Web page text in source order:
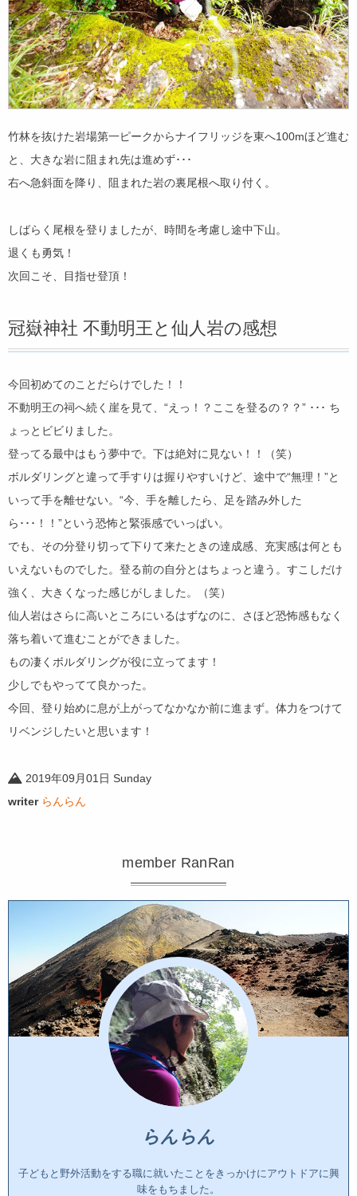
竹林を抜けた岩場第一ピークからナイフリッジを東へ100mほど進む
と、大きな岩に阻まれ先は進めず･･･
右へ急斜面を降り、阻まれた岩の裏尾根へ取り付く。
しばらく尾根を登りましたが、時間を考慮し途中下山。
退くも勇気！
次回こそ、目指せ登頂！
冠嶽神社 不動明王と仙人岩の感想
今回初めてのことだらけでした！！
不動明王の祠へ続く崖を見て、“えっ！？ここを登るの？？” ･･･ ち
ょっとビビりました。
登ってる最中はもう夢中で。下は絶対に見ない！！（笑）
ボルダリングと違って手すりは握りやすいけど、途中で“無理！”と
いって手を離せない。“今、手を離したら、足を踏み外した
ら･･･！！”という恐怖と緊張感でいっぱい。
でも、その分登り切って下りて来たときの達成感、充実感は何とも
いえないものでした。登る前の自分とはちょっと違う。すこしだけ
強く、大きくなった感じがしました。（笑）
仙人岩はさらに高いところにいるはずなのに、さほど恐怖感もなく
落ち着いて進むことができました。
もの凄くボルダリングが役に立ってます！
少しでもやってて良かった。
今回、登り始めに息が上がってなかなか前に進まず。体力をつけて
リベンジしたいと思います！
2019年09月01日 Sunday
writer らんらん
member RanRan
らんらん
子どもと野外活動をする職に就いたことをきっかけにアウトドアに興
味をもちました。